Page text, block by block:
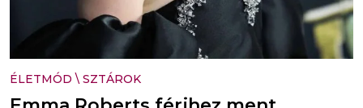
ÉLETMÓD \ SZTÁROK